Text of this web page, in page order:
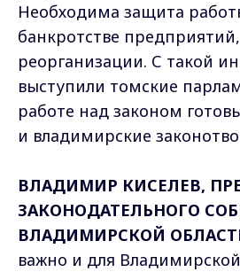
Необходима защита
банкротстве
реорганизации. С такой
выступили томские
работе над законом
и владимирские
ВЛАДИМИР КИСЕЛЕВ,
ЗАКОНОДАТЕЛЬНОГО
ВЛАДИМИРСКОЙ
важно и для